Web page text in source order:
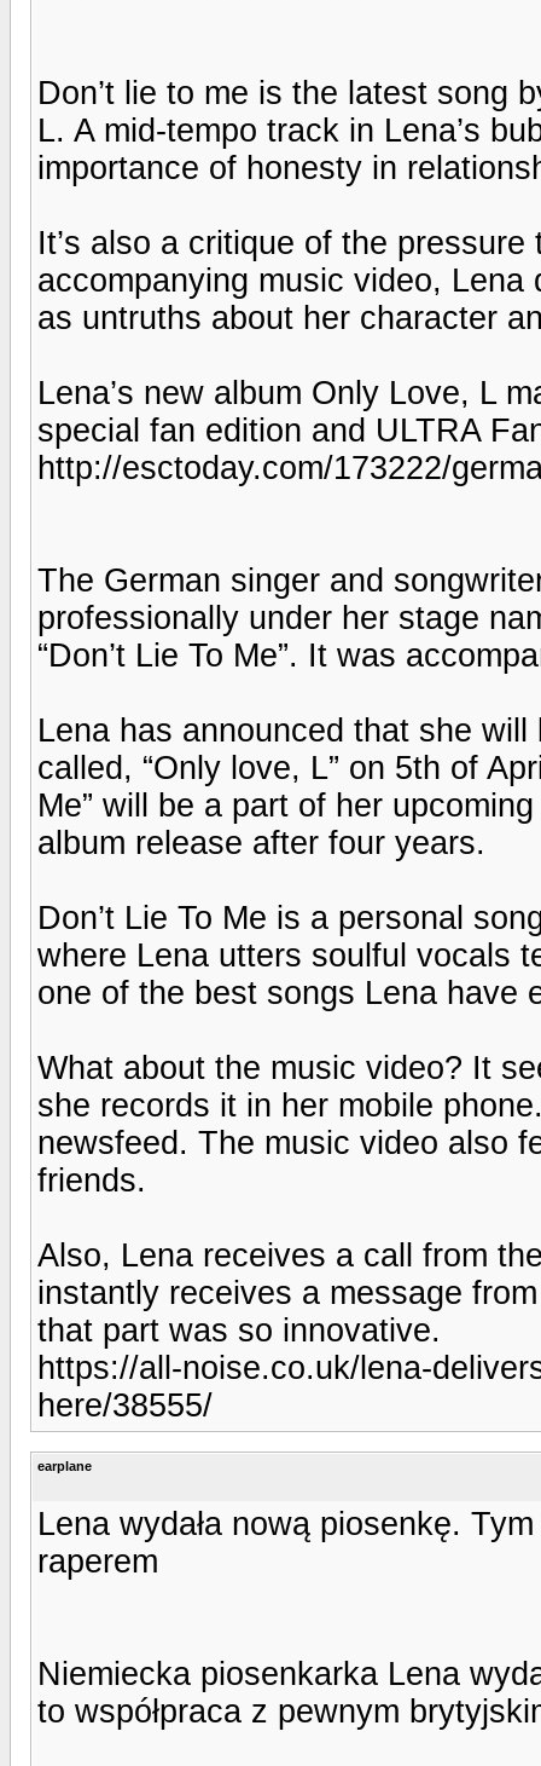
Don’t lie to me is the latest song
L. A mid-tempo track in Lena’s
importance of honesty in
It’s also a critique of the
accompanying music video,
as untruths about her character
Lena’s new album Only Love, L
special fan edition and ULTRA
http://esctoday.com/173222/
The German singer and
professionally under her stage
“Don’t Lie To Me”. It was
Lena has announced that she
called, “Only love, L” on 5th of
Me” will be a part of her
album release after four years.
Don’t Lie To Me is a personal
where Lena utters soulful vocals
one of the best songs Lena have
What about the music video? It
she records it in her mobile
newsfeed. The music video also
friends.
Also, Lena receives a call from
instantly receives a message
that part was so innovative.
https://all-noise.co.uk/lena-
here/38555/
earplane
Lena wydała nową piosenkę.
raperem
Niemiecka piosenkarka Lena
to współpraca z pewnym